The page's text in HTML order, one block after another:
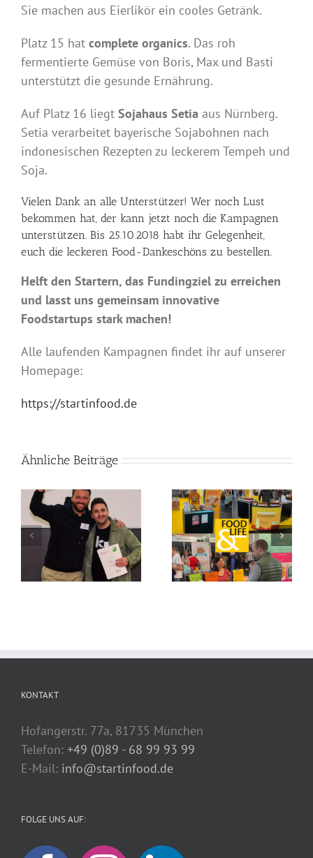
Sie machen aus Eierlikör ein cooles Getränk.
Platz 15 hat complete organics. Das roh
fermentierte Gemüse von Boris, Max und Basti
unterstützt die gesunde Ernährung.
Auf Platz 16 liegt Sojahaus Setia aus Nürnberg.
Setia verarbeitet bayerische Sojabohnen nach
indonesischen Rezepten zu leckerem Tempeh und
Soja.
Vielen Dank an alle Unterstützer! Wer noch Lust
bekommen hat, der kann jetzt noch die Kampagnen
unterstützen. Bis 25.10.2018 habt ihr Gelegenheit,
euch die leckeren Food-Dankeschöns zu bestellen.
Helft den Startern, das Fundingziel zu erreichen
und lasst uns gemeinsam innovative
Foodstartups stark machen!
Alle laufenden Kampagnen findet ihr auf unserer
Homepage:
https://startinfood.de
Ähnliche Beiträge
KONTAKT
Hofangerstr. 77a, 81735 München
Telefon: +49 (0)89 - 68 99 93 99
E-Mail: info@startinfood.de
FOLGE UNS AUF: